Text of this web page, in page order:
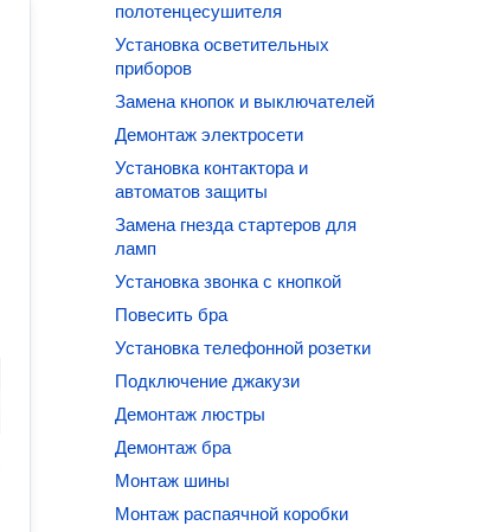
полотенцесушителя
Установка осветительных
приборов
Замена кнопок и выключателей
Демонтаж электросети
Установка контактора и
автоматов защиты
Замена гнезда стартеров для
ламп
Установка звонка с кнопкой
Повесить бра
Установка телефонной розетки
Подключение джакузи
Демонтаж люстры
Демонтаж бра
Монтаж шины
Монтаж распаячной коробки